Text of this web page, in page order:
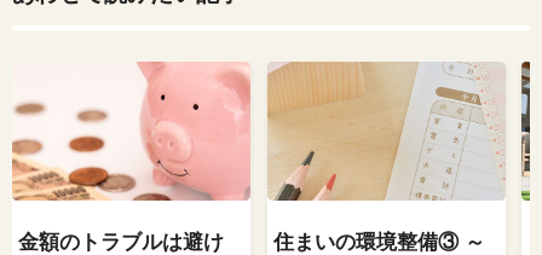
金額のトラブルは避け
住まいの環境整備③ ～